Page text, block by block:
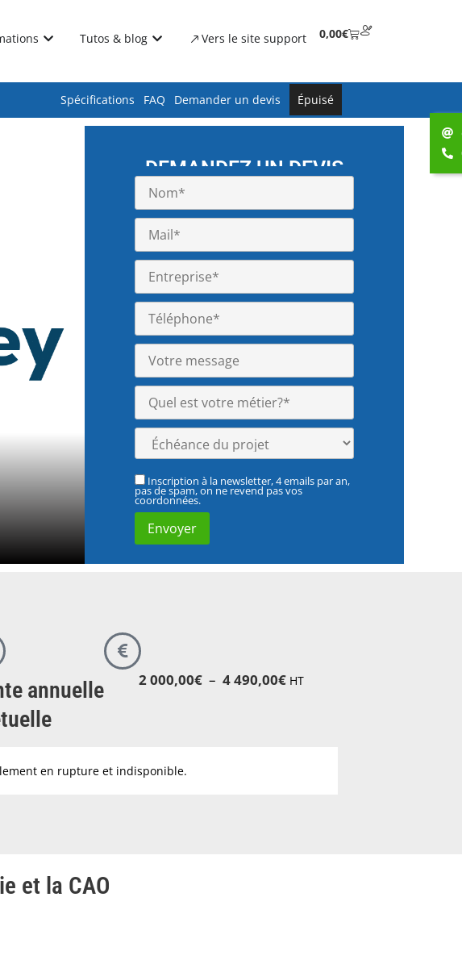
Tutos & blog Vers le site support 0,00€
Spécifications FAQ Demander un devis Épuisé
DEMANDEZ UN DEVIS
Pix4Dsurvey
Inscription à la newsletter, 4 emails par an,
pas de spam, on ne revend pas vos
coordonnées.
annuelle
2 000,00€ – 4 490,00€ HT
en rupture et indisponible.
et la CAO